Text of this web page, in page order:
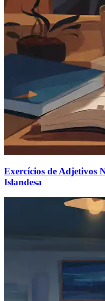
Exercícios de Adjetivos
Islandesa